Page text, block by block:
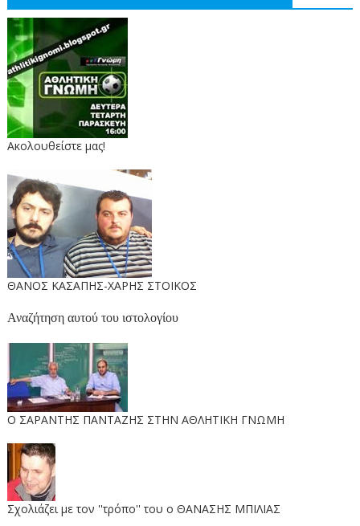
Ακολουθείστε μας!
ΘΑΝΟΣ ΚΑΣΑΠΗΣ-ΧΑΡΗΣ ΣΤΟΙΚΟΣ
Αναζήτηση αυτού του ιστολογίου
O ΣΑΡΑΝΤΗΣ ΠΑΝΤΑΖΗΣ ΣΤΗΝ ΑΘΛΗΤΙΚΗ ΓΝΩΜΗ
Σχολιάζει με τον ''τρόπο'' του ο ΘΑΝΑΣΗΣ ΜΠΙΛΙΑΣ